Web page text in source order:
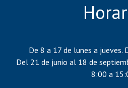
De 8 a 17 de lunes a jueves.
Del 21 de junio al 18 de
8:00 a